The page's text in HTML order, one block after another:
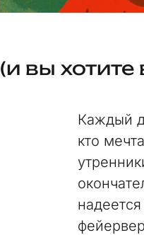
(и вы
Каждый
кто